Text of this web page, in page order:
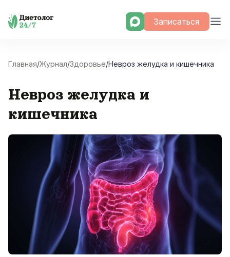
Skip
Записаться
Главная/Журнал/Здоровье/Невроз желудка и кишечника
Невроз желудка и
кишечника